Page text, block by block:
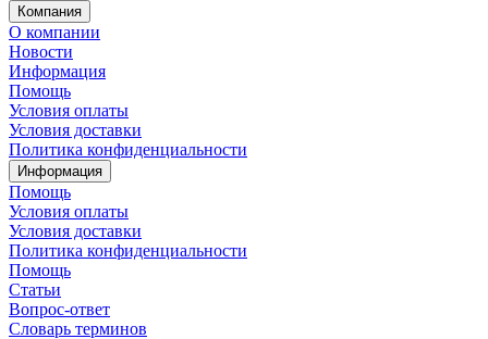
Компания
О компании
Новости
Информация
Помощь
Условия оплаты
Условия доставки
Политика конфиденциальности
Информация
Помощь
Условия оплаты
Условия доставки
Политика конфиденциальности
Помощь
Статьи
Вопрос-ответ
Словарь терминов